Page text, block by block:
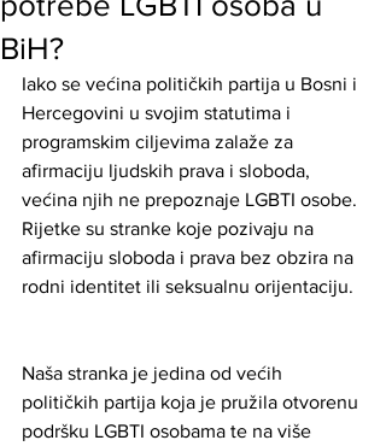
BiH?
Iako se većina političkih partija u Bosni i
Hercegovini u svojim statutima i
programskim ciljevima zalaže za
afirmaciju ljudskih prava i sloboda,
većina njih ne prepoznaje LGBTI osobe.
Rijetke su stranke koje pozivaju na
afirmaciju sloboda i prava bez obzira na
rodni identitet ili seksualnu orijentaciju.
Naša stranka je jedina od većih
političkih partija koja je pružila otvorenu
podršku LGBTI osobama te na više